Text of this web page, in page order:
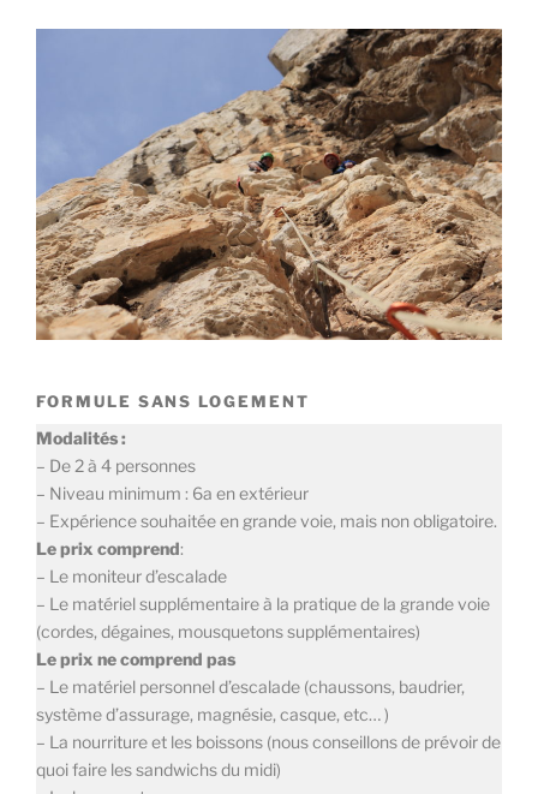
FORMULE SANS LOGEMENT
Modalités :
– De 2 à 4 personnes
– Niveau minimum : 6a en extérieur
– Expérience souhaitée en grande voie, mais non obligatoire.
Le prix comprend:
– Le moniteur d’escalade
– Le matériel supplémentaire à la pratique de la grande voie
(cordes, dégaines, mousquetons supplémentaires)
Le prix ne comprend pas
– Le matériel personnel d’escalade (chaussons, baudrier,
système d’assurage, magnésie, casque, etc… )
– La nourriture et les boissons (nous conseillons de prévoir de
quoi faire les sandwichs du midi)